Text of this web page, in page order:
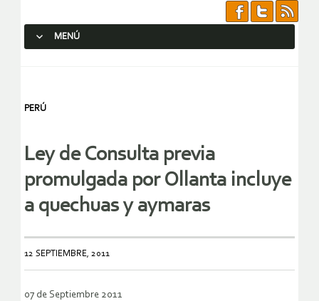
MENÚ
PERÚ
Ley de Consulta previa
promulgada por Ollanta incluye
a quechuas y aymaras
12 SEPTIEMBRE, 2011
07 de Septiembre 2011